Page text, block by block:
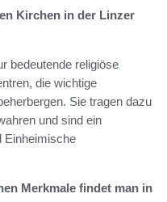
Kirchen in der Linzer
bedeutende religiöse
die wichtige
Sie tragen dazu
und sind ein
Einheimische
Merkmale findet man in